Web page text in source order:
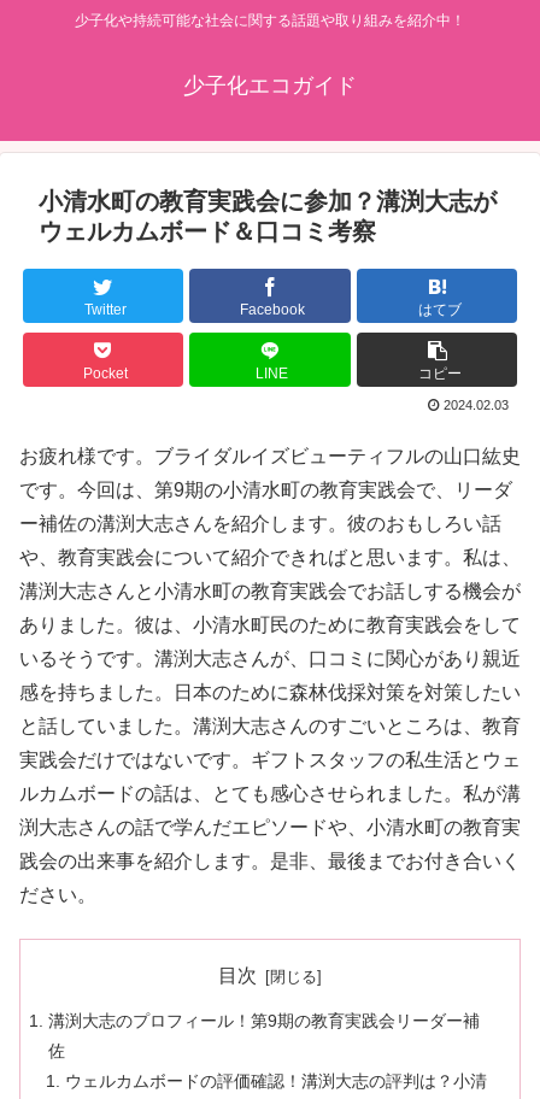
少子化や持続可能な社会に関する話題や取り組みを紹介中！
少子化エコガイド
小清水町の教育実践会に参加？溝渕大志が
ウェルカムボード＆口コミ考察
Twitter Facebook はてブ
Pocket LINE コピー
2024.02.03
お疲れ様です。ブライダルイズビューティフルの山口紘史
です。今回は、第9期の小清水町の教育実践会で、リーダ
ー補佐の溝渕大志さんを紹介します。彼のおもしろい話
や、教育実践会について紹介できればと思います。私は、
溝渕大志さんと小清水町の教育実践会でお話しする機会が
ありました。彼は、小清水町民のために教育実践会をして
いるそうです。溝渕大志さんが、口コミに関心があり親近
感を持ちました。日本のために森林伐採対策を対策したい
と話していました。溝渕大志さんのすごいところは、教育
実践会だけではないです。ギフトスタッフの私生活とウェ
ルカムボードの話は、とても感心させられました。私が溝
渕大志さんの話で学んだエピソードや、小清水町の教育実
践会の出来事を紹介します。是非、最後までお付き合いく
ださい。
目次
溝渕大志のプロフィール！第9期の教育実践会リーダー補
佐
ウェルカムボードの評価確認！溝渕大志の評判は？小清